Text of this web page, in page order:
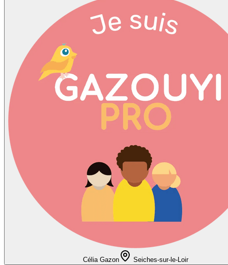
Célia Gazon Seiches-sur-le-Loir